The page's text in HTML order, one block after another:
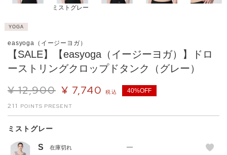
ミストグレー
YOGA
easyoga（イージーヨガ）
【SALE】【easyoga（イージーヨガ）】ドロ
ーストリングクロップドタンク（グレー）
¥ 12,900 ¥ 7,740 税込 40%OFF
211
ミストグレー
S 在庫切れ —